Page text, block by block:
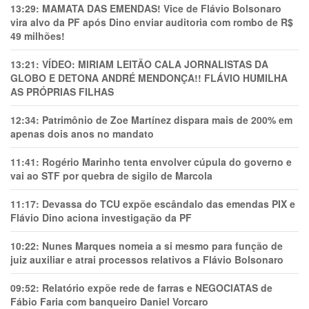
13:29: MAMATA DAS EMENDAS! Vice de Flávio Bolsonaro
vira alvo da PF após Dino enviar auditoria com rombo de R$
49 milhões!
13:21: VÍDEO: MIRIAM LEITÃO CALA JORNALISTAS DA
GLOBO E DETONA ANDRÉ MENDONÇA!! FLÁVIO HUMILHA
AS PRÓPRIAS FILHAS
12:34: Patrimônio de Zoe Martínez dispara mais de 200% em
apenas dois anos no mandato
11:41: Rogério Marinho tenta envolver cúpula do governo e
vai ao STF por quebra de sigilo de Marcola
11:17: Devassa do TCU expõe escândalo das emendas PIX e
Flávio Dino aciona investigação da PF
10:22: Nunes Marques nomeia a si mesmo para função de
juiz auxiliar e atrai processos relativos a Flávio Bolsonaro
09:52: Relatório expõe rede de farras e NEGOCIATAS de
Fábio Faria com banqueiro Daniel Vorcaro